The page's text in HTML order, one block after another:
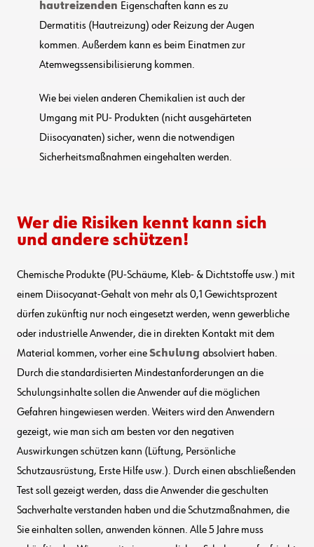
hautreizenden Eigenschaften kann es zu
Dermatitis (Hautreizung) oder Reizung der Augen
kommen. Außerdem kann es beim Einatmen zur
Atemwegssensibilisierung kommen.
Wie bei vielen anderen Chemikalien ist auch der
Umgang mit PU- Produkten (nicht ausgehärteten
Diisocyanaten) sicher, wenn die notwendigen
Sicherheitsmaßnahmen eingehalten werden.
Wer die Risiken kennt kann sich
und andere schützen!
Chemische Produkte (PU-Schäume, Kleb- & Dichtstoffe usw.) mit
einem Diisocyanat-Gehalt von mehr als 0,1 Gewichtsprozent
dürfen zukünftig nur noch eingesetzt werden, wenn gewerbliche
oder industrielle Anwender, die in direkten Kontakt mit dem
Material kommen, vorher eineSchulung absolviert haben.
Durch die standardisierten Mindestanforderungen an die
Schulungsinhalte sollen die Anwender auf die möglichen
Gefahren hingewiesen werden. Weiters wird den Anwendern
gezeigt, wie man sich am besten vor den negativen
Auswirkungen schützen kann (Lüftung, Persönliche
Schutzausrüstung, Erste Hilfe usw.). Durch einen abschließenden
Test soll gezeigt werden, dass die Anwender die geschulten
Sachverhalte verstanden haben und die Schutzmaßnahmen, die
Sie einhalten sollen, anwenden können. Alle 5 Jahre muss